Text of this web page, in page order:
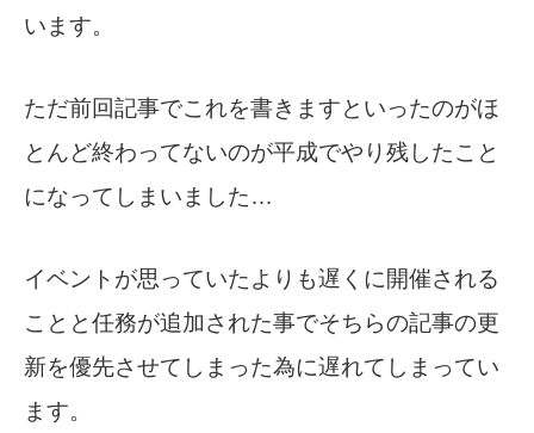
います。
ただ前回記事でこれを書きますといったのがほ
とんど終わってないのが平成でやり残したこと
になってしまいました…
イベントが思っていたよりも遅くに開催される
ことと任務が追加された事でそちらの記事の更
新を優先させてしまった為に遅れてしまってい
ます。